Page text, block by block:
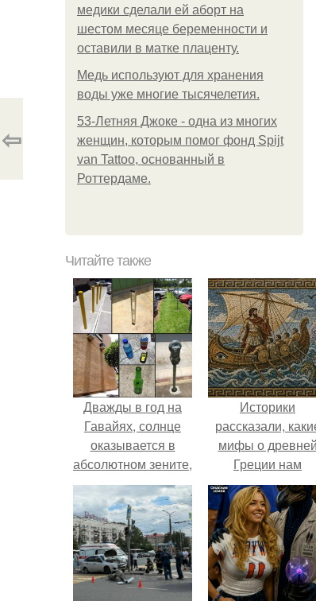
медики сделали ей аборт на
шестом месяце беременности и
оставили в матке плаценту.
Медь используют для хранения
воды уже многие тысячелетия.
53-Летняя Джоке - одна из многих
женщин, которым помог фонд Spijt
van Tattoo, основанный в
Роттердаме.
⇦
Читайте также
Дважды в год на
Гавайях, солнце
оказывается в
абсолютном зените,
от чего тени падают
строго вниз.
Историки
рассказали,
мифы о древней
Греции нам
навязало кино.